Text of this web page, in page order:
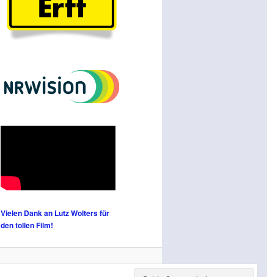
Vielen Dank an Lutz Wolters für
den tollen Film!